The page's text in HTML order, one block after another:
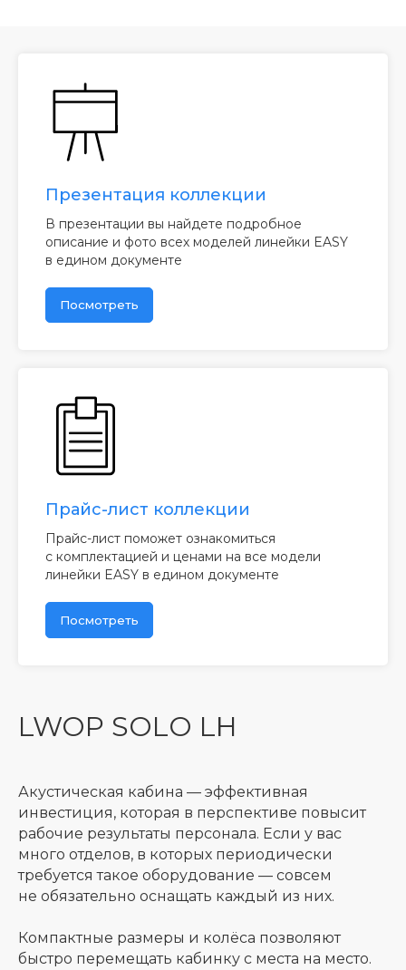
Презентация коллекции
В презентации вы найдете подробное
описание и фото всех моделей линейки EASY
в едином документе
Посмотреть
Прайс-лист коллекции
Прайс-лист поможет ознакомиться
с комплектацией и ценами на все модели
линейки EASY в едином документе
Посмотреть
LWOP SOLO LH
Акустическая кабина — эффективная
инвестиция, которая в перспективе повысит
рабочие результаты персонала. Если у вас
много отделов, в которых периодически
требуется такое оборудование — совсем
не обязательно оснащать каждый из них.
Компактные размеры и колёса позволяют
быстро перемещать кабинку с места на место.